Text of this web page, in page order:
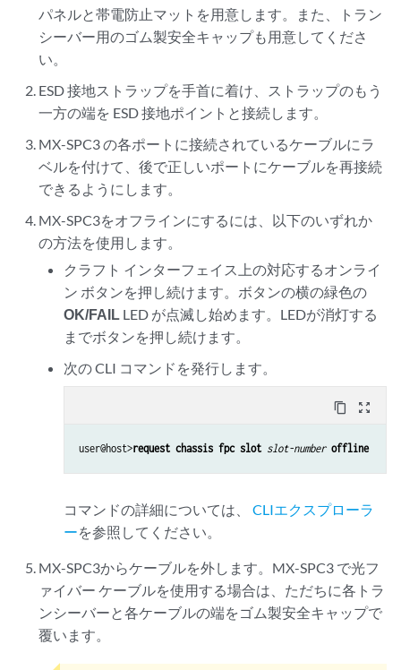
パネルと帯電防止マットを用意します。また、トラン
シーバー用のゴム製安全キャップも用意してくださ
い。
ESD 接地ストラップを手首に着け、ストラップのもう
一方の端を ESD 接地ポイントと接続します。
MX-SPC3 の各ポートに接続されているケーブルにラ
ベルを付けて、後で正しいポートにケーブルを再接続
できるようにします。
MX-SPC3をオフラインにするには、以下のいずれか
の方法を使用します。
クラフト インターフェイス上の対応するオンライ
ン ボタンを押し続けます。ボタンの横の緑色の
OK/FAIL LED が点滅し始めます。LEDが消灯する
までボタンを押し続けます。
次の CLI コマンドを発行します。
content_copy zoom_out_map
user@host>request chassis fpc slot slot-number offline
コマンドの詳細については、 CLIエクスプローラ
ーを参照してください。
MX-SPC3からケーブルを外します。MX-SPC3 で光フ
ァイバー ケーブルを使用する場合は、ただちに各トラ
ンシーバーと各ケーブルの端をゴム製安全キャップで
覆います。